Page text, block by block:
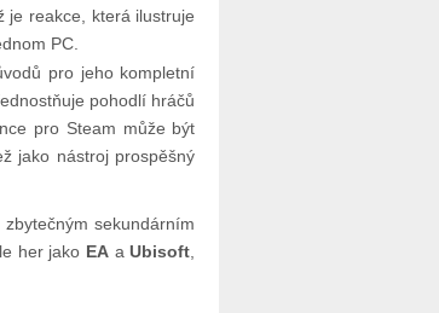
je reakce, která ilustruje
PC.
pro jeho kompletní
pohodlí hráčů
pro Steam může být
jako nástroj prospěšný
sekundárním
her jako EA aUbisoft,